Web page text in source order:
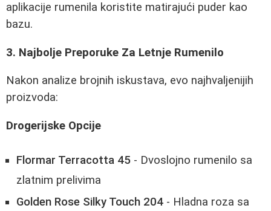
aplikacije rumenila koristite matirajući puder kao
bazu.
3. Najbolje Preporuke Za Letnje Rumenilo
Nakon analize brojnih iskustava, evo najhvaljenijih
proizvoda:
Drogerijske Opcije
Flormar Terracotta 45 - Dvoslojno rumenilo sa
zlatnim prelivima
Golden Rose Silky Touch 204 - Hladna roza sa